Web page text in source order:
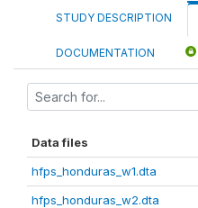
STUDY DESCRIPTION
DOCUMENTATION
Data files
hfps_honduras_w1.dta
hfps_honduras_w2.dta